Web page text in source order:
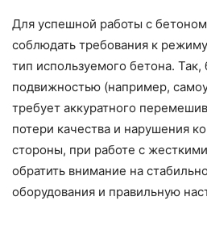
Для успешной работы с
соблюдать требования к
тип используемого бетона. Так,
подвижностью (например,
требует аккуратного
потери качества и нарушения
стороны, при работе с
обратить внимание на
оборудования и правильную